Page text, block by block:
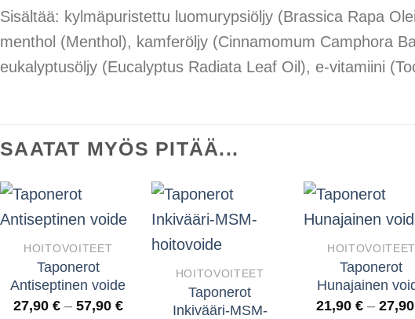
Sisältää: kylmäpuristettu luomurypsiöljy (Brassica Rapa
menthol (Menthol), kamferöljy (Cinnamomum Camphora
eukalyptusöljy (Eucalyptus Radiata Leaf Oil), e-vitamiini
SAATAT MYÖS PITÄÄ...
HOITOVOITEET
Taponerot
Antiseptinen voide
27,90 € – 57,90 €Hintaluokka:
HOITOVOITEET
Taponerot
Inkivääri-MSM-
HOITOVOITEET
Taponerot
Hunajainen
21,90€ –